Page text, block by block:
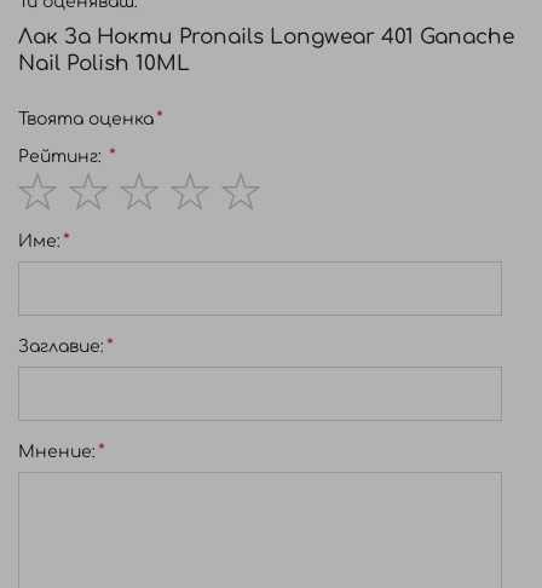
Лак За Нокти Pronails Longwear 401 Ganache
Nail Polish 10ML
Твоята оценка
Рейтинг:
star
stars
stars
stars
stars
Име:
Заглавиe:
Мнение: